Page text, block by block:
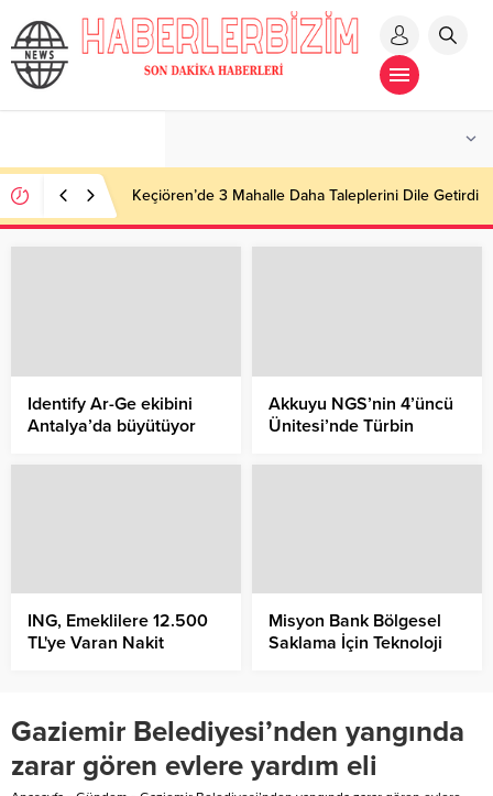
Keçiören’de 3 Mahalle Daha Taleplerini Dile Getirdi
Identify Ar-Ge ekibini
Antalya’da büyütüyor
Akkuyu NGS’nin 4’üncü
Ünitesi’nde Türbin
ING, Emeklilere 12.500
TL'ye Varan Nakit
Misyon Bank Bölgesel
Saklama İçin Teknoloji
Gaziemir Belediyesi’nden yangında
zarar gören evlere yardım eli